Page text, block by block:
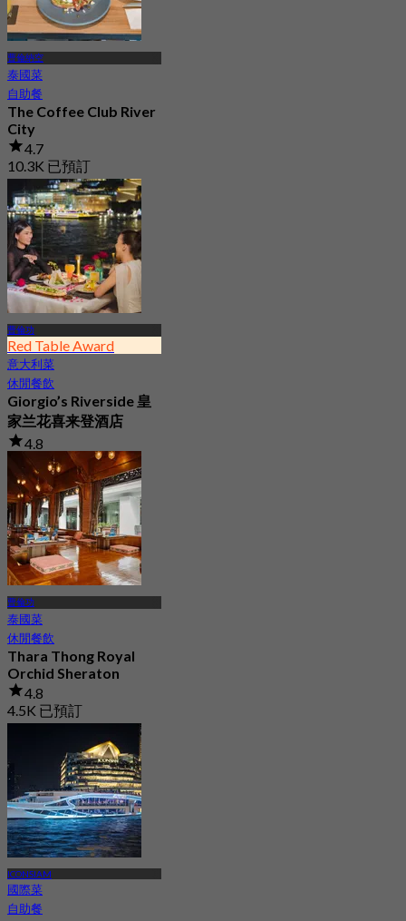
曹倫納空
泰國菜
自助餐
The Coffee Club River
City
4.7
10.3K 已預訂
起 ฿ 189
曹倫功
Red Table Award
意大利菜
休閒餐飲
Giorgio’s Riverside 皇
家兰花喜来登酒店
4.8
35K 已預訂
起฿ 597.5
曹倫功
泰國菜
休閒餐飲
Thara Thong Royal
Orchid Sheraton
4.8
4.5K 已預訂
ICONSIAM
國際菜
自助餐